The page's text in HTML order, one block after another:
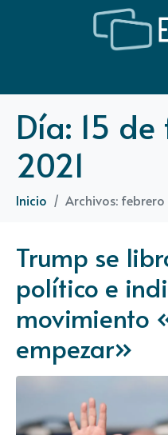
Día: 15
2021
Inicio Archivos: febrero
Trump se
político e
movimiento
empezar»